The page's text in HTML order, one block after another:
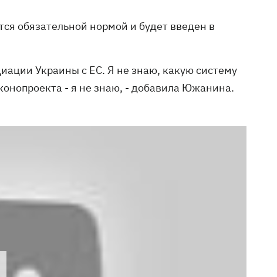
обязательной нормой и будет введен в
Украины с ЕС. Я не знаю, какую систему
- я не знаю, - добавила Южанина.